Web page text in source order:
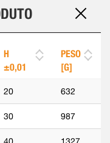
H
±0,01
PESO
[G]
20 632
30 987